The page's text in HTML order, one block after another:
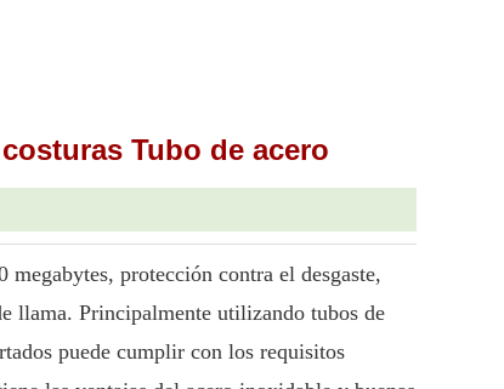
Tubo de acero
protección contra el desgaste,
llama. Principalmente utilizando tubos de
puede cumplir con los requisitos